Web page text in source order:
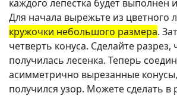
каждого лепестка будет выполнен
Для начала вырежьте из цветного
кружочки небольшого размера.
четверть конуса. Сделайте разрез,
получилась лесенка. Теперь
асимметрично вырезанные
получился узор. Можете сделать в